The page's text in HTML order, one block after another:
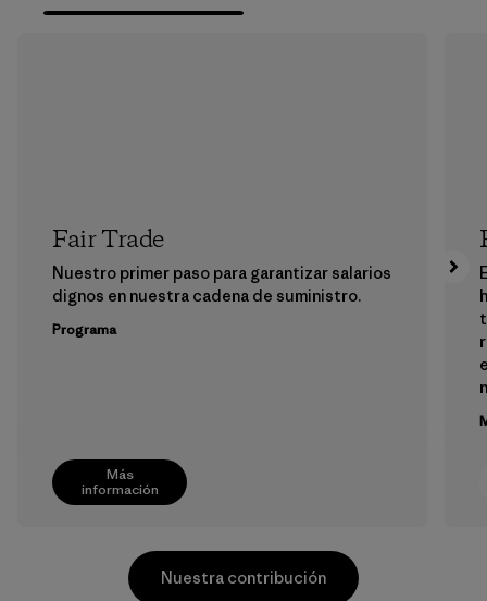
Más
información
Fair Trade
Nuestro primer paso para garantizar salarios
dignos en nuestra cadena de suministro.
Programa
Nuestra contribución